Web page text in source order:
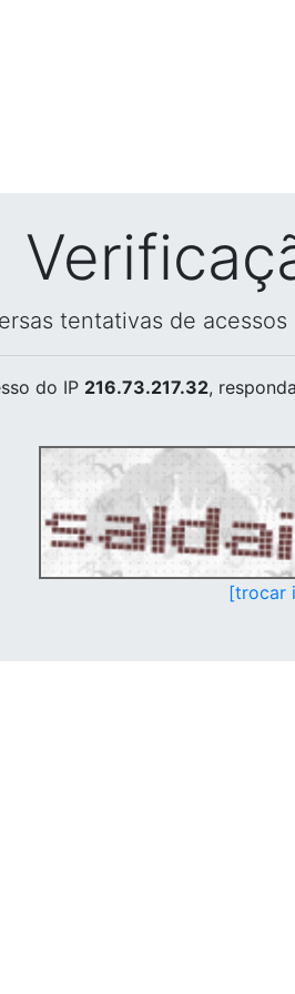
tentativas de
do IP 216.73.217.32,
[trocar